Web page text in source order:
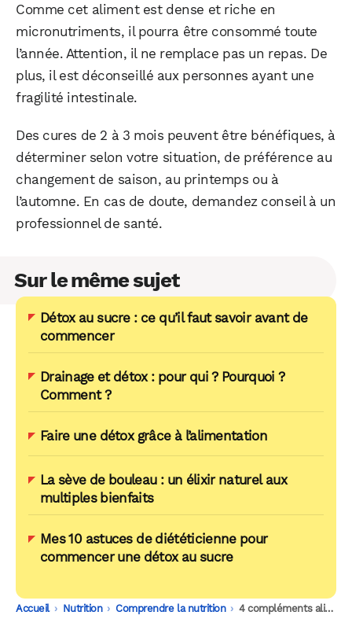
Comme cet aliment est dense et riche en
micronutriments, il pourra être consommé toute
l’année. Attention, il ne remplace pas un repas. De
plus, il est déconseillé aux personnes ayant une
fragilité intestinale.
Des cures de 2 à 3 mois peuvent être bénéfiques, à
déterminer selon votre situation, de préférence au
changement de saison, au printemps ou à
l’automne. En cas de doute, demandez conseil à un
professionnel de santé.
Sur le même sujet
Détox au sucre : ce qu’il faut savoir avant de
commencer
Drainage et détox : pour qui ? Pourquoi ?
Comment ?
Faire une détox grâce à l’alimentation
La sève de bouleau : un élixir naturel aux
multiples bienfaits
Mes 10 astuces de diététicienne pour
commencer une détox au sucre
Accueil -
Nutrition -
Comprendre la nutrition -
4 compléments alimentaires stars de la détox